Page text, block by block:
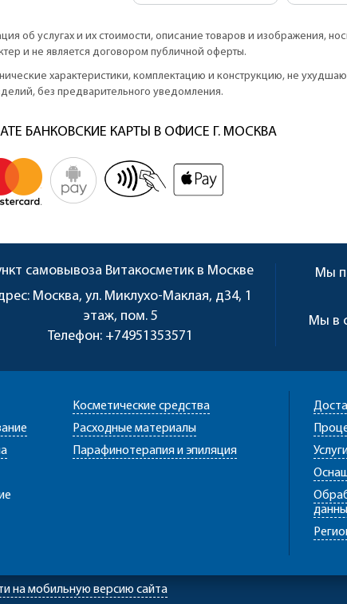
об услугах и их стоимости, описание товаров и изображения,
и не является договором публичной оферты.
характеристики, комплектацию и конструкцию, не
без предварительного уведомления.
БАНКОВСКИЕ КАРТЫ В ОФИСЕ Г. МОСКВА
самовывоза Витакосметик в Москве
Москва, ул. Миклухо-Маклая, д34, 1
этаж, пом. 5
Телефон: +74951353571
Мы
Мы в
Косметические средства
Расходные материалы
Парафинотерапия и эпиляция
на мобильную версию сайта